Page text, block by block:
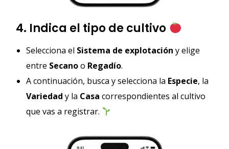
4. Indica el tipo de cultivo
Selecciona el Sistema de explotación y elige
entre Secanoo Regadío.
A continuación, busca y selecciona la Especie, la
Variedad y la Casa correspondientes al cultivo
que vas a registrar.